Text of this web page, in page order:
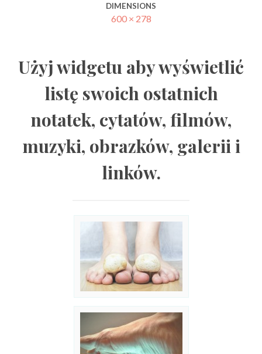
DIMENSIONS
600 × 278
Użyj widgetu aby wyświetlić
listę swoich ostatnich
notatek, cytatów, filmów,
muzyki, obrazków, galerii i
linków.